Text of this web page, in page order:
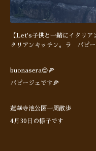
【Let's子供と一緒にイタリ
タリアンキッチン。ラ パピー
buonasera😊🍕
パピージェです🍕
蓮華寺池公園一周散歩
4月30日の様子です